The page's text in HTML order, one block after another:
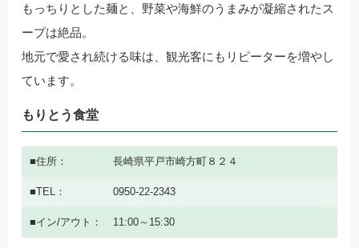
もっちりとした麺と、野菜や海鮮のうまみが凝縮されたス
ープは絶品。
地元で愛され続ける味は、観光客にもリピーターを増やし
ています。
もりとう食堂
住所 長崎県平戸市崎方町８２４
TEL 0950-22-2343
イン/アウト 11:00～15:30